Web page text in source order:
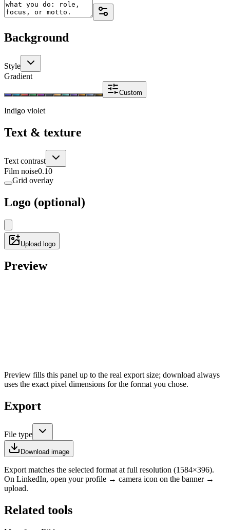
Background
Style
Gradient
Custom
Indigo violet
Text & texture
Text contrast
Film noise0.10
Grid overlay
Logo (optional)
Upload logo
Preview
Preview fills this panel up to the real export size; download always
uses the exact pixel dimensions for the format you chose.
Export
File type
Download image
Export matches the selected format at full resolution (1584×396).
On LinkedIn, open your profile → camera icon on the banner →
upload.
Related tools